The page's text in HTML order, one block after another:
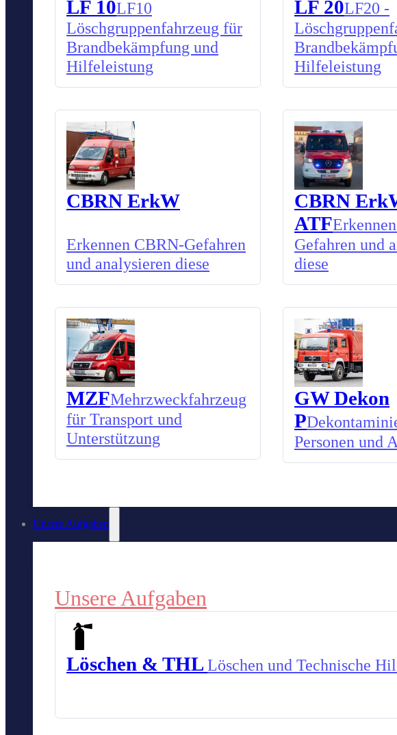
LF 10LF10
Löschgruppenfahrzeug für
Brandbekämpfung und
Hilfeleistung
LF 20LF20 -
Hilfeleistung
CBRN ErkW
Erkennen CBRN-Gefahren
und analysieren diese
CBRN
ATF
Gefahren und
diese
MZFMehrzweckfahrzeug
für Transport und
Unterstützung
GW Dekon
P
Personen und
Unsere Aufgaben
Unsere Aufgaben
Löschen & THL Löschen und Technische